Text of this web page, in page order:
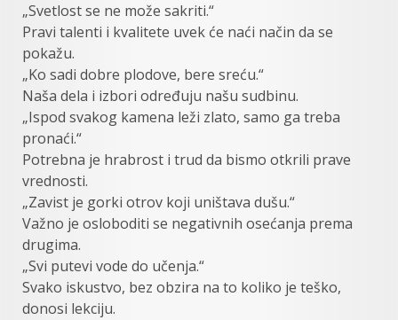
„Svetlost se ne može sakriti.“
Pravi talenti i kvalitete uvek će naći način da se
pokažu.
„Ko sadi dobre plodove, bere sreću.“
Naša dela i izbori određuju našu sudbinu.
„Ispod svakog kamena leži zlato, samo ga treba
pronaći.“
Potrebna je hrabrost i trud da bismo otkrili prave
vrednosti.
„Zavist je gorki otrov koji uništava dušu.“
Važno je osloboditi se negativnih osećanja prema
drugima.
„Svi putevi vode do učenja.“
Svako iskustvo, bez obzira na to koliko je teško,
donosi lekciju.